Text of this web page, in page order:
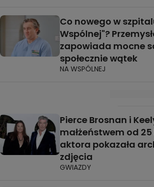
Co nowego w
Wspólnej"?
zapowiada mocne
społecznie wątek
NA WSPÓLNEJ
Pierce Brosnan i
małżeństwem od
aktora pokazała
zdjęcia
GWIAZDY